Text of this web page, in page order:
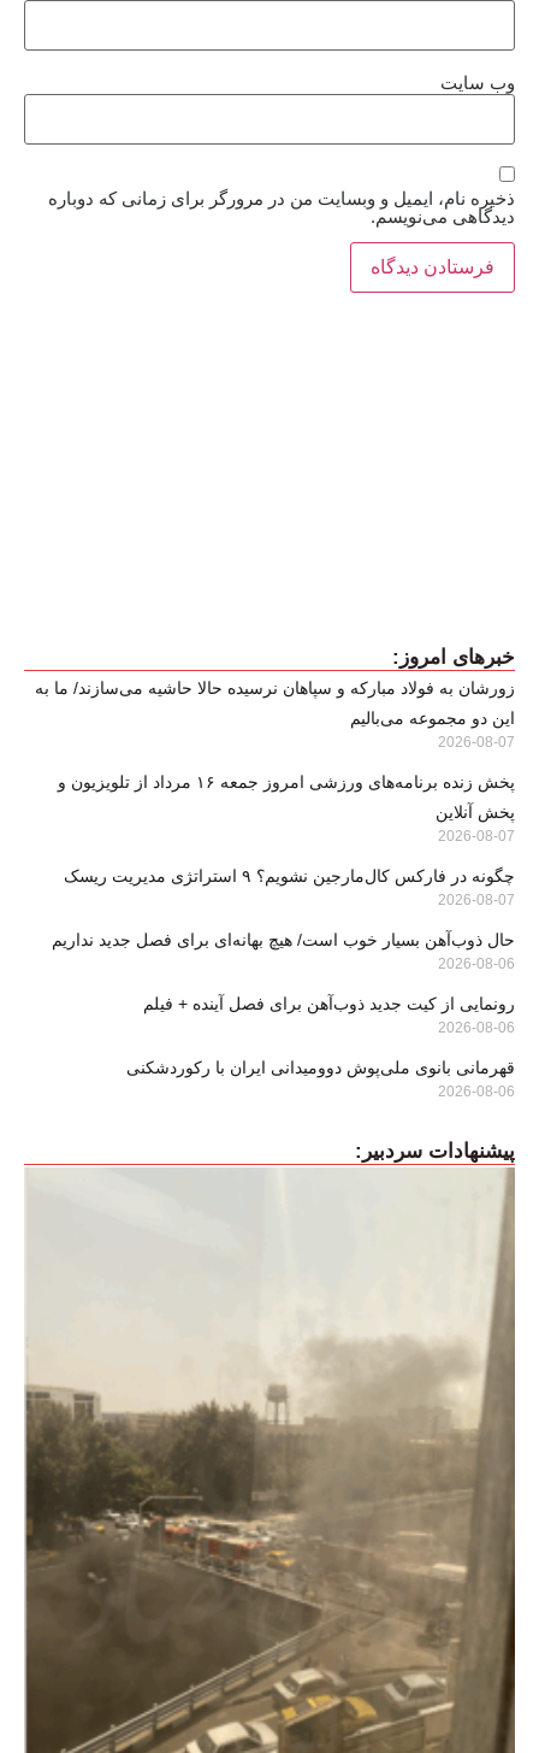
وب‌ سایت
ذخیره نام، ایمیل و وبسایت من در مرورگر برای زمانی که دوباره
دیدگاهی می‌نویسم.
خبرهای امروز:
زورشان به فولاد مبارکه و سپاهان نرسیده حالا حاشیه می‌سازند/ ما به
این دو مجموعه می‌بالیم
2026-08-07
پخش زنده برنامه‌های ورزشی امروز جمعه ۱۶ مرداد از تلویزیون و
پخش آنلاین
2026-08-07
چگونه در فارکس کال‌مارجین نشویم؟ ۹ استراتژی مدیریت ریسک
2026-08-07
حال ذوب‌آهن بسیار خوب است/ هیچ بهانه‌ای برای فصل جدید نداریم
2026-08-06
رونمایی از کیت جدید ذوب‌آهن برای فصل آینده + فیلم
2026-08-06
قهرمانی بانوی ملی‌پوش دوومیدانی ایران با رکوردشکنی
2026-08-06
پیشنهادات سردبیر: